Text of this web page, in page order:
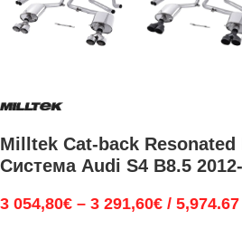
Milltek Cat-back Resonated
Система Audi S4 B8.5
3 054,80€ – 3 291,60€ /